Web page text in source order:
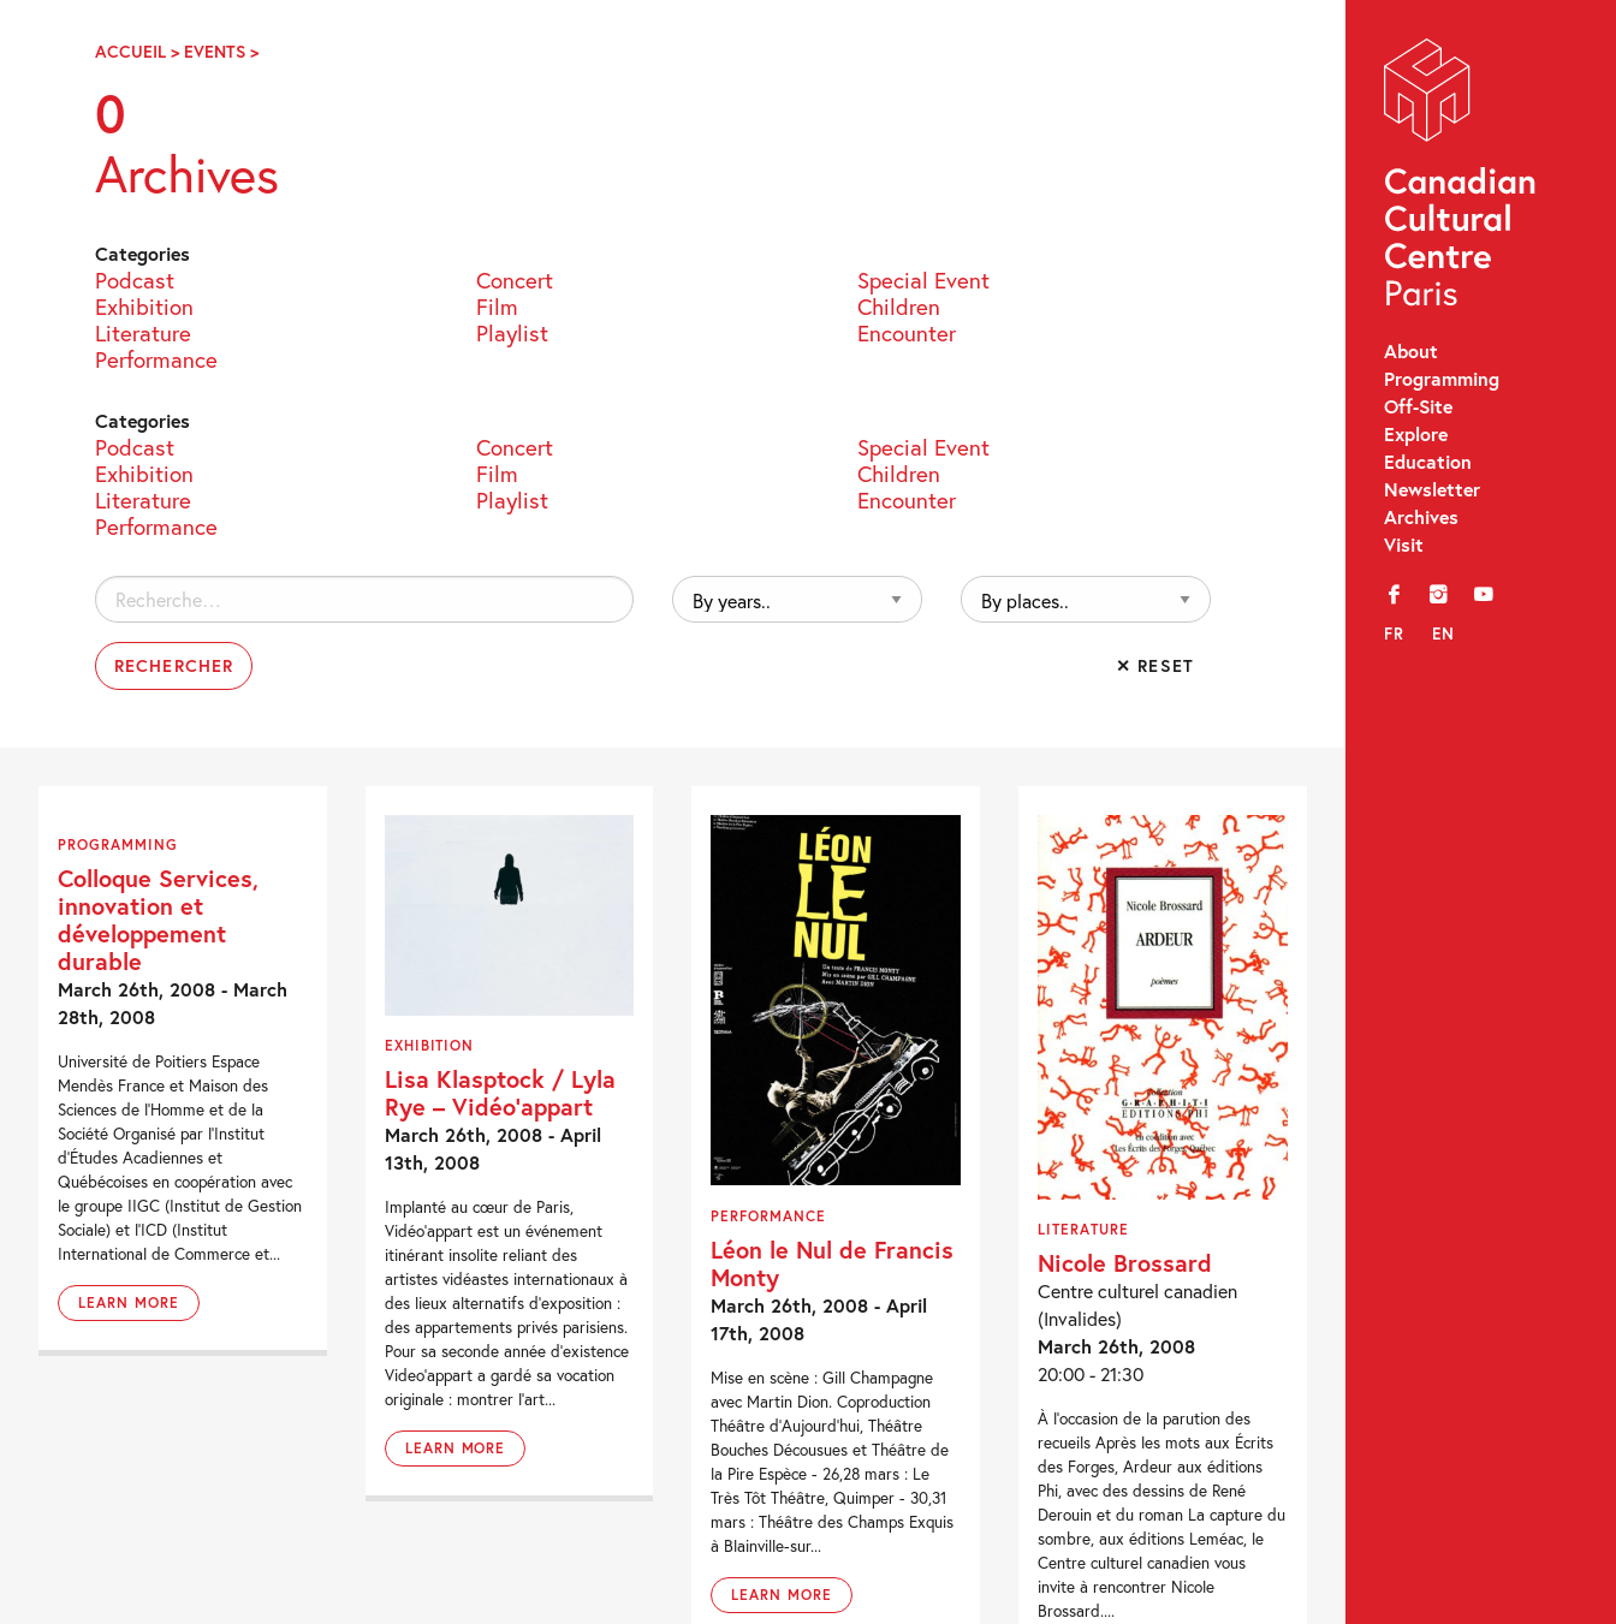
Navigation
About
Programming
Off-Site
Explore
Education
Newsletter
Archives
Visit
f i y
FR EN
ACCUEIL > EVENTS >PAGE
0
Archives
Categories
Podcast Concert
Special Event
Exhibition
Film
Children
Literature
Playlist
Encounter
Performance
Categories
Podcast Concert
Special Event
Exhibition
Film
Children
Literature
Playlist
Encounter
Performance
Rechercher :
By
years..
By
places..
✕ RESET
PROGRAMMING
Colloque Services,
innovation et
développement
durable
March 26th, 2008 - March
28th, 2008
Université de Poitiers Espace
Mendès France et Maison des
Sciences de l'Homme et de la
Société Organisé par l'Institut
d'Études Acadiennes et
Québécoises en coopération avec
le groupe IIGC (Institut de Gestion
Sociale) et l'ICD (Institut
International de Commerce et...
LEARN MORE
EXHIBITION
Lisa Klasptock / Lyla
Rye – Vidéo’appart
March 26th, 2008 - April
13th, 2008
Implanté au cœur de Paris,
Vidéo’appart est un événement
itinérant insolite reliant des
artistes vidéastes internationaux à
des lieux alternatifs d’exposition :
des appartements privés parisiens.
Pour sa seconde année d’existence
Video’appart a gardé sa vocation
originale : montrer l’art...
LEARN MORE
PERFORMANCE
Léon le Nul de Francis
Monty
March 26th, 2008 - April
17th, 2008
Mise en scène : Gill Champagne
avec Martin Dion. Coproduction
Théâtre d'Aujourd'hui, Théâtre
Bouches Décousues et Théâtre de
la Pire Espèce - 26,28 mars : Le
Très Tôt Théâtre, Quimper - 30,31
mars : Théâtre des Champs Exquis
à Blainville-sur...
LEARN MORE
LITERATURE
Nicole Brossard
Centre culturel canadien
(Invalides)
March 26th, 2008
20:00 - 21:30
À l’occasion de la parution des
recueils Après les mots aux Écrits
des Forges, Ardeur aux éditions
Phi, avec des dessins de René
Derouin et du roman La capture du
sombre, aux éditions Leméac, le
Centre culturel canadien vous
invite à rencontrer Nicole
Brossard....